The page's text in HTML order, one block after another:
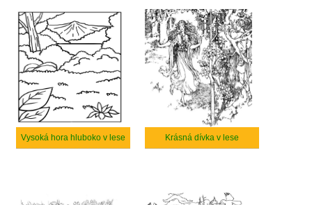
Vysoká hora hluboko v lese Krásná dívka v lese